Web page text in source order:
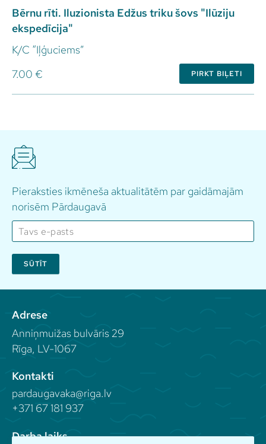
Bērnu rīti. Iluzionista Edžus triku šovs "Ilūziju
ekspedīcija"
K/C “Iļģuciems”
7.00 €
PIRKT BIĻETI
Pieraksties ikmēneša aktualitātēm par gaidāmajām
norisēm Pārdaugavā
SŪTĪT
Adrese
Anniņmuižas bulvāris 29
Rīga, LV-1067
Kontakti
pardaugavaka@riga.lv
+371 67 181 937
Darba laiks